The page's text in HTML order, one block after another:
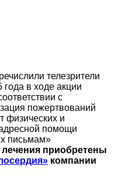
телезрители
в ходе акции
с
пожертвований
физических и
помощи
письмам»
приобретены
компании